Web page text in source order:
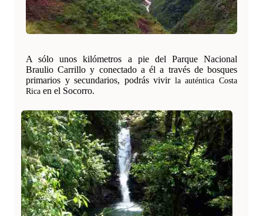
A sólo unos kilómetros a pie del Parque Nacional
Braulio Carrillo y conectado a él a través de bosques
primarios y secundarios, podrás vivir la auténtica Costa
Rica en el Socorro.